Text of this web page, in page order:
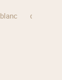
blanc